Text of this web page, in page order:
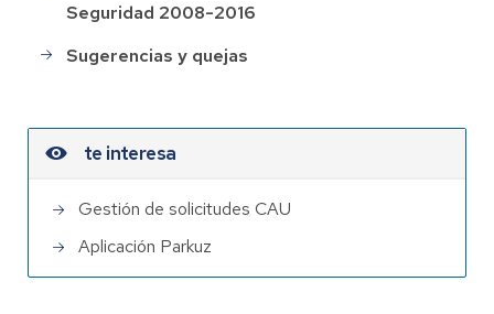
Seguridad 2008-2016
Sugerencias y quejas
te interesa
Gestión de solicitudes CAU
Aplicación Parkuz